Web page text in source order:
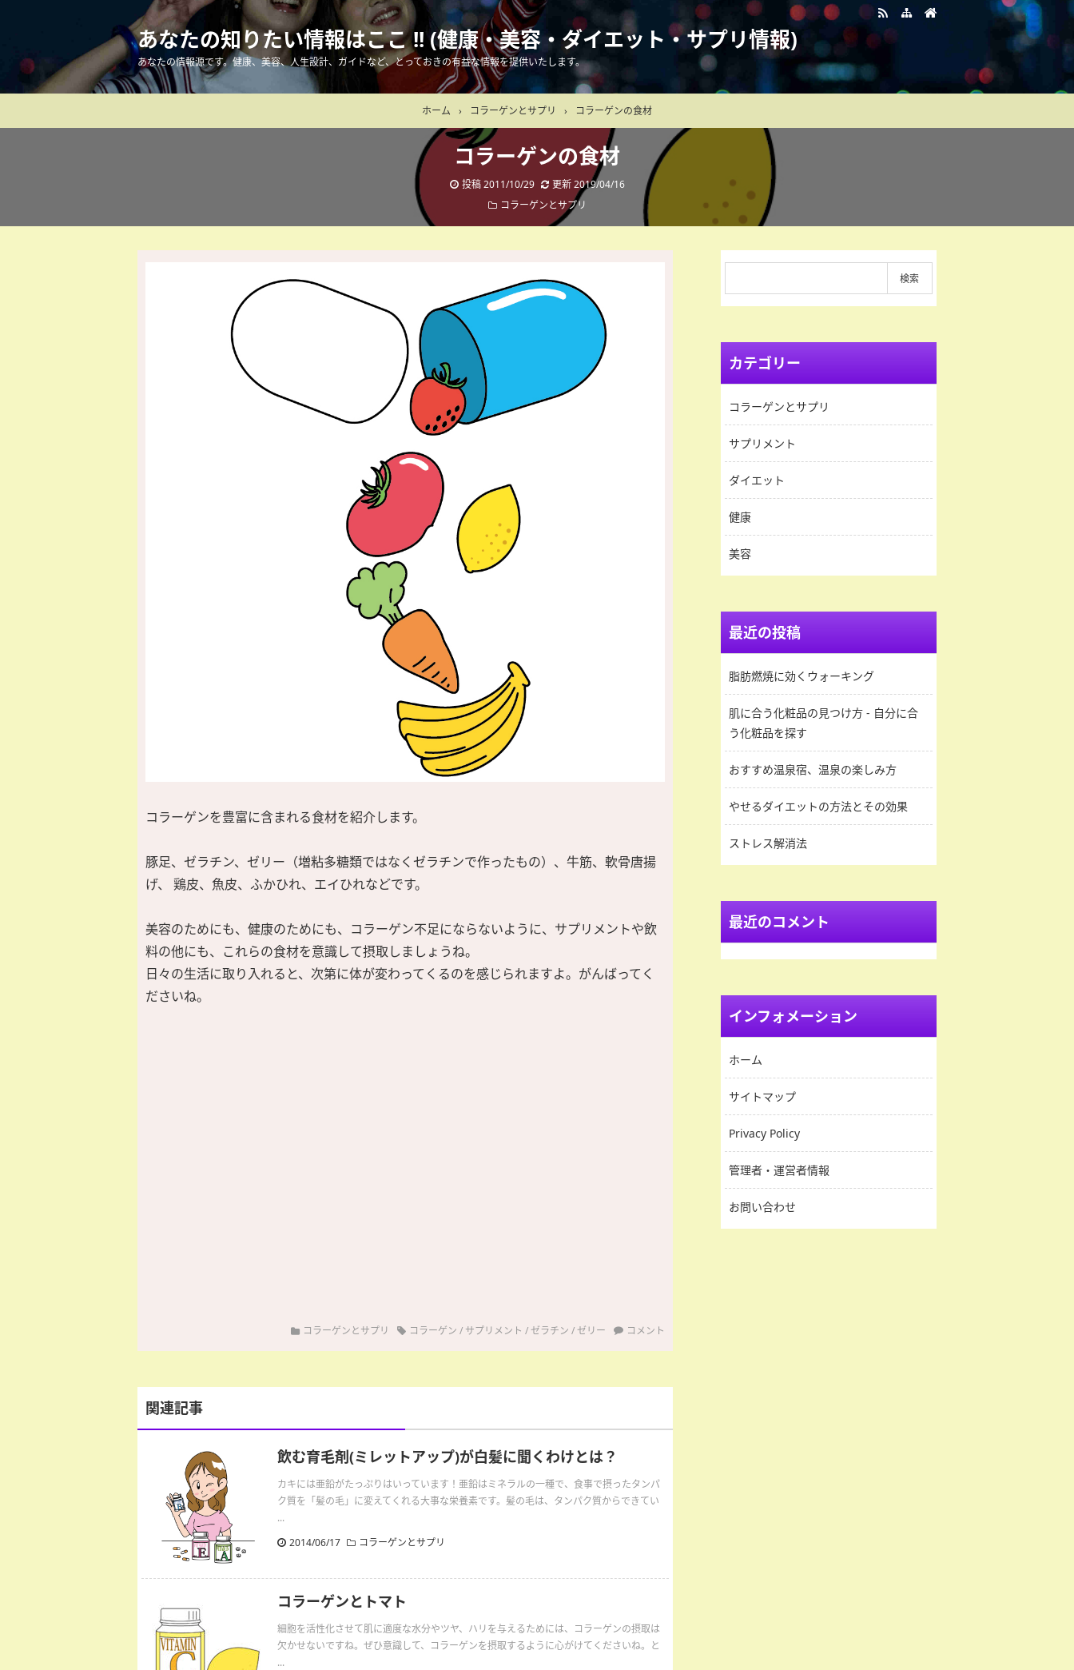
あなたの知りたい情報はここ !! (健康・美容・ダイエット・サプリ情報)
あなたの情報源です。健康、美容、人生設計、ガイドなど、とっておきの有益な情報を提供いたします。
ホーム › コラーゲンとサプリ › コラーゲンの食材
コラーゲンの食材
投稿2011/10/29 更新2019/04/16
コラーゲンとサプリ
コラーゲンを豊富に含まれる食材を紹介します。
豚足、ゼラチン、ゼリー（増粘多糖類ではなくゼラチンで作ったもの）、牛筋、軟骨唐揚
げ、 鶏皮、魚皮、ふかひれ、エイひれなどです。
美容のためにも、健康のためにも、コラーゲン不足にならないように、サプリメントや飲
料の他にも、これらの食材を意識して摂取しましょうね。
日々の生活に取り入れると、次第に体が変わってくるのを感じられますよ。がんばってく
ださいね。
コラーゲンとサプリ コラーゲン / サプリメント /ゼラチン /ゼリー コメント
関連記事
飲む育毛剤(ミレットアップ)が白髪に聞くわけとは？
カキには亜鉛がたっぷりはいっています！亜鉛はミネラルの一種で、食事で摂ったタンパ
ク質を「髪の毛」に変えてくれる大事な栄養素です。髪の毛は、タンパク質からできてい
...
2014/06/17
コラーゲンとサプリ
コラーゲンとトマト
細胞を活性化させて肌に適度な水分やツヤ、ハリを与えるためには、コラーゲンの摂取は
欠かせないですね。ぜひ意識して、コラーゲンを摂取するように心がけてくださいね。と
...
カテゴリー
コラーゲンとサプリ
サプリメント
ダイエット
健康
美容
最近の投稿
脂肪燃焼に効くウォーキング
肌に合う化粧品の見つけ方 - 自分に合
う化粧品を探す
おすすめ温泉宿、温泉の楽しみ方
やせるダイエットの方法とその効果
ストレス解消法
最近のコメント
インフォメーション
ホーム
サイトマップ
Privacy Policy
管理者・運営者情報
お問い合わせ